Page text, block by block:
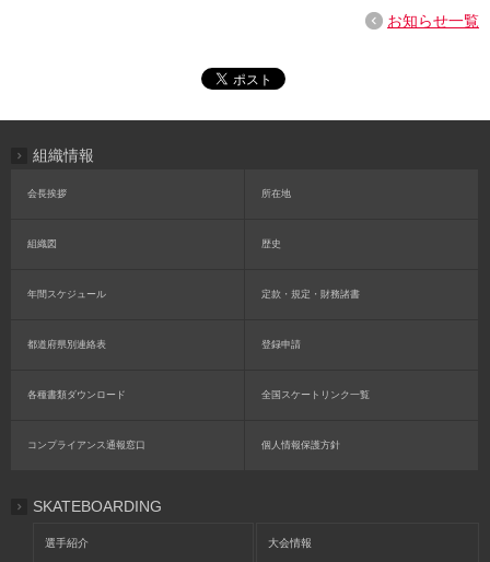
お知らせ一覧
組織情報
会長挨拶 所在地
組織図 歴史
年間スケジュール 定款・規定・財務諸書
都道府県別連絡表 登録申請
各種書類ダウンロード 全国スケートリンク一覧
コンプライアンス通報窓口 個人情報保護方針
SKATEBOARDING
選手紹介 大会情報